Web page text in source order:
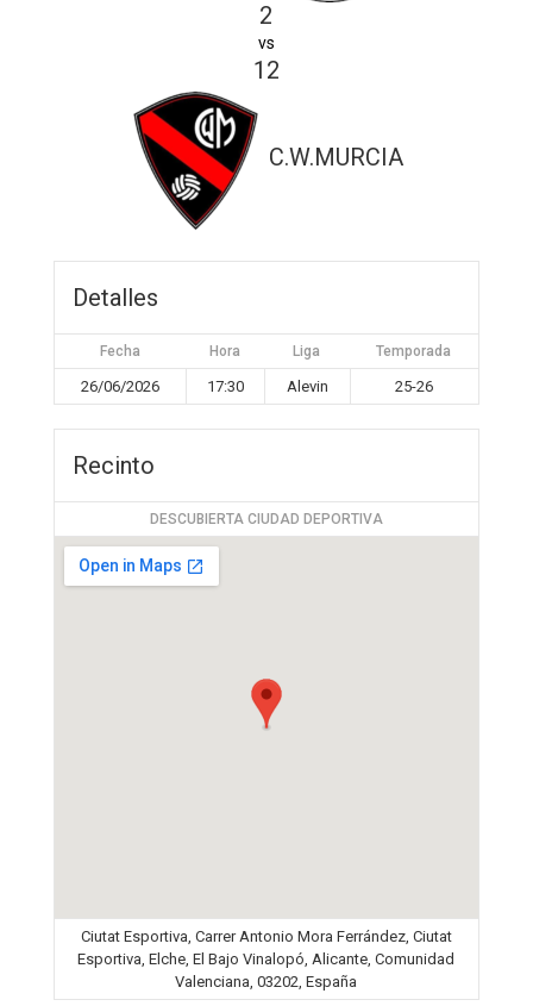
2
vs
12
C.W.MURCIA
Detalles
Fecha Hora Liga Temporada
26/06/2026 17:30 Alevin 25-26
Recinto
DESCUBIERTA CIUDAD DEPORTIVA
Ciutat Esportiva, Carrer Antonio Mora Ferrández, Ciutat
Esportiva, Elche, El Bajo Vinalopó, Alicante, Comunidad
Valenciana, 03202, España